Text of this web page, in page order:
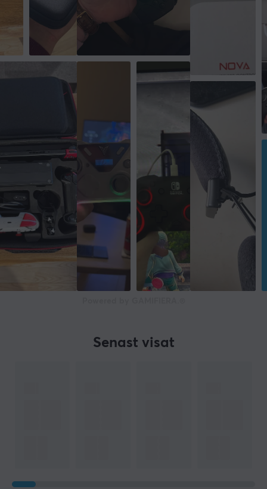
Senast visat